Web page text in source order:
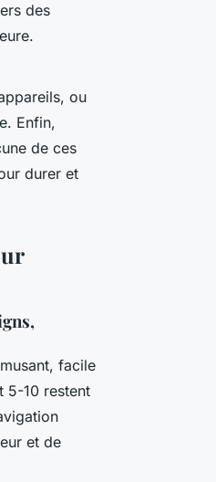
des
ou
Enfin,
de ces
durer et
facile
5-10 restent
et de